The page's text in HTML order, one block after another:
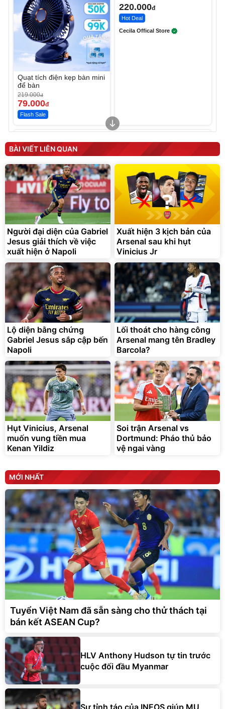
Quạt tích điện kẹp bàn mini
để bàn
219.000đ
79.000đ
Flash Sale
220.000đ
Hot Deal
Cecila Offical Store
tức thì Vaseline Body
190.000đ
138.330đ
Discount
D2-001 - Thông Minh
3.000.000
2.200.000đ
Flash Sale
Unmute
Vali Bamozo Khung Nhôm
9066 Size 20/24/28 Cao
Cấp
1.000.000
825.000 đ
Flash Sale
Lót ghế ôtô, nâng lưng
chống nóng giúp thoải mái
trong di chuyển
295.000 đ
Đã bán nhiều
BÀI VIẾT LIÊN QUAN
Người đại diện của Gabriel
Jesus giải thích về việc
xuất hiện ở Napoli
Xuất hiện 3 kịch bản của
Arsenal sau khi hụt
Vinicius Jr
Lộ diện bằng chứng
Gabriel Jesus sắp cập bến
Napoli
Lối thoát cho hàng công
Arsenal mang tên Bradley
Barcola?
Hụt Vinicius, Arsenal
muốn vung tiền mua
Kenan Yildiz
Soi trận Arsenal vs
Dortmund: Pháo thủ bảo
vệ ngai vàng
MỚI NHẤT
Tuyển Việt Nam đã sẵn sàng cho thử thách tại
bán kết ASEAN Cup?
HLV Anthony Hudson tự tin trước
cuộc đối đầu Myanmar
Sự tỉnh táo của INEOS giúp MU